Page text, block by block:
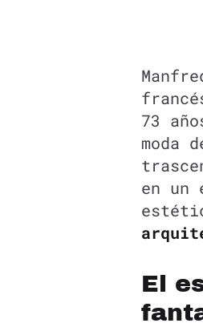
73
moda
en un
El